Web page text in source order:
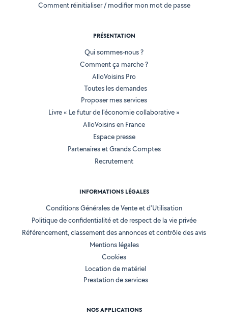
Comment réinitialiser / modifier mon mot de passe
PRÉSENTATION
Qui sommes-nous ?
Comment ça marche ?
AlloVoisins Pro
Toutes les demandes
Proposer mes services
Livre « Le futur de l'économie collaborative »
AlloVoisins en France
Espace presse
Partenaires et Grands Comptes
Recrutement
INFORMATIONS LÉGALES
Conditions Générales de Vente et d'Utilisation
Politique de confidentialité et de respect de la vie privée
Référencement, classement des annonces et contrôle des avis
Mentions légales
Cookies
Location de matériel
Prestation de services
NOS APPLICATIONS